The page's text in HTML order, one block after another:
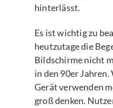
hinterlässt.
Es ist wichtig zu
heutzutage die
Bildschirme nicht
in den 90er Jahren.
Gerät verwenden
groß denken.